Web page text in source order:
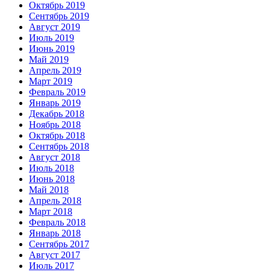
Октябрь 2019
Сентябрь 2019
Август 2019
Июль 2019
Июнь 2019
Май 2019
Апрель 2019
Март 2019
Февраль 2019
Январь 2019
Декабрь 2018
Ноябрь 2018
Октябрь 2018
Сентябрь 2018
Август 2018
Июль 2018
Июнь 2018
Май 2018
Апрель 2018
Март 2018
Февраль 2018
Январь 2018
Сентябрь 2017
Август 2017
Июль 2017